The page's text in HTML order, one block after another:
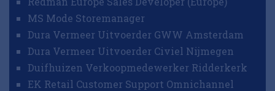
MS Mode Storemanager
Dura Vermeer Uitvoerder GWW Amsterdam
Dura Vermeer Uitvoerder Civiel Nijmegen
Duifhuizen Verkoopmedewerker Ridderkerk
EK Retail Customer Support Omnichannel